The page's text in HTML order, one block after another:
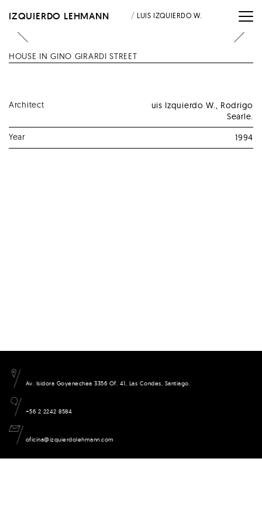
L.
IZQUIERDO LEHMANN / LUIS IZQUIERDO W.
HOUSE IN GINO GIRARDI STREET
Architect
uis Izquierdo W., Rodrigo
Searle.
Year
1994
Av. Isidora Goyenechea 3356 Of. 41, Las Condes, Santiago.
+56 2 2242 8584
oficina@izquierdolehmann.com